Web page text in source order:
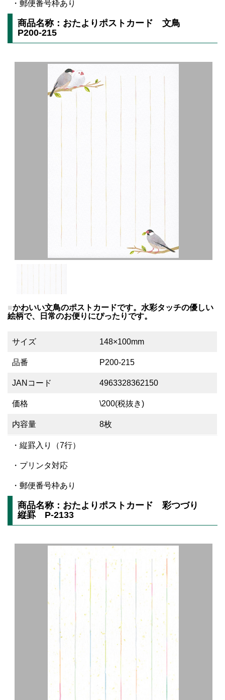
・郵便番号枠あり
商品名称：おたよりポストカード 文鳥
P200-215
かわいい文鳥のポストカードです。水彩タッチの優しい
絵柄で、日常のお便りにぴったりです。
サイズ 148×100mm
品番 P200-215
JANコード 4963328362150
価格 \200(税抜き)
内容量 8枚
・縦罫入り（7行）
・プリンタ対応
・郵便番号枠あり
商品名称：おたよりポストカード 彩つづり
縦罫 P-2133